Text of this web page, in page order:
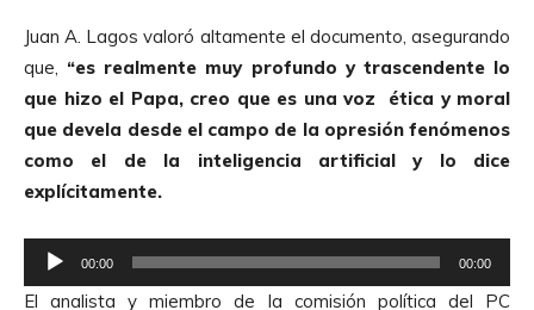
d
e
A
u
d
i
o
Juan A. Lagos valoró altamente el documento, asegurando
que, “es realmente muy profundo y trascendente lo
que hizo el Papa, creo que es una voz ética y moral
que devela desde el campo de la opresión fenómenos
como el de la inteligencia artificial y lo dice
explícitamente.
e
00:00 00:00
El analista y miembro de la comisión política del PC